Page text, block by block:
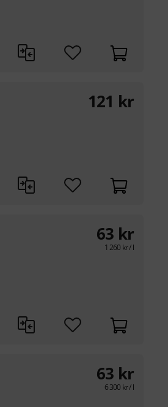
121 kr
63 kr
1 260 kr/ l
63 kr
6 300 kr/ l